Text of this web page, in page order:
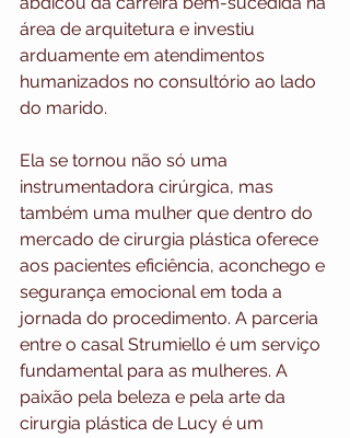
área de arquitetura e investiu
arduamente em atendimentos
humanizados no consultório ao lado
do marido.
Ela se tornou não só uma
instrumentadora cirúrgica, mas
também uma mulher que dentro do
mercado de cirurgia plástica oferece
aos pacientes eficiência, aconchego e
segurança emocional em toda a
jornada do procedimento. A parceria
entre o casal Strumiello é um serviço
fundamental para as mulheres. A
paixão pela beleza e pela arte da
cirurgia plástica de Lucy é um